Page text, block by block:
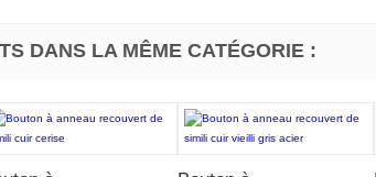
DANS LA MÊME CATÉGORIE :